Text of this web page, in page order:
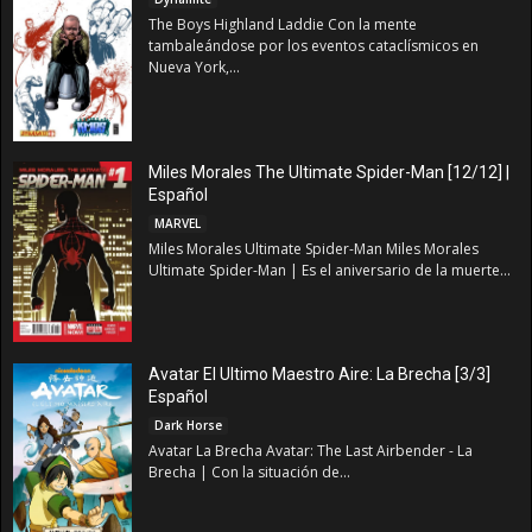
The Boys Highland Laddie Con la mente
tambaleándose por los eventos cataclísmicos en
Nueva York,...
Miles Morales The Ultimate Spider-Man [12/12] |
Español
MARVEL
Miles Morales Ultimate Spider-Man Miles Morales
Ultimate Spider-Man | Es el aniversario de la muerte...
Avatar El Ultimo Maestro Aire: La Brecha [3/3]
Español
Dark Horse
Avatar La Brecha Avatar: The Last Airbender - La
Brecha | Con la situación de...